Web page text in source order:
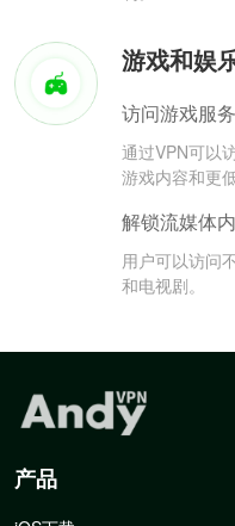
游戏和娱
访问游戏服
通过VPN可以
游戏内容和更
解锁流媒体
用户可以访问
和电视剧。
产品